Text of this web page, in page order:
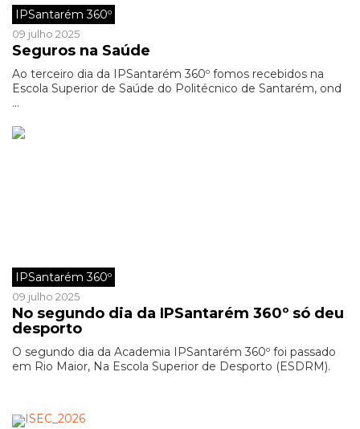
IPSantarém 360º
09 julho 2025
Seguros na Saúde
Ao terceiro dia da IPSantarém 360º fomos recebidos na
Escola Superior de Saúde do Politécnico de Santarém, ond
...
IPSantarém 360º
09 julho 2025
No segundo dia da IPSantarém 360º só deu
desporto
O segundo dia da Academia IPSantarém 360º foi passado
em Rio Maior, Na Escola Superior de Desporto (ESDRM).